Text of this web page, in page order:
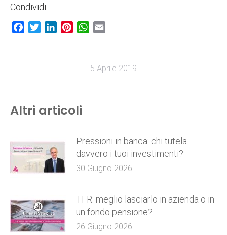
Condividi
Facebook
TwitterLinkedInPinterestWhatsApp
5 Aprile 2019
Altri articoli
Pressioni in banca: chi tutela
davvero i tuoi investimenti?
30 Giugno 2026
TFR: meglio lasciarlo in azienda o in
un fondo pensione?
26 Giugno 2026